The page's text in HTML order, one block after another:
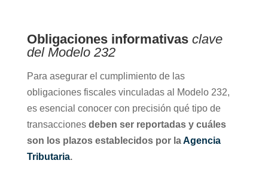
Obligaciones informativas clave
del Modelo 232
Para asegurar el cumplimiento de las
obligaciones fiscales vinculadas al Modelo 232,
es esencial conocer con precisión qué tipo de
transacciones deben ser reportadas y cuáles
son los plazos establecidos por laAgencia
Tributaria.